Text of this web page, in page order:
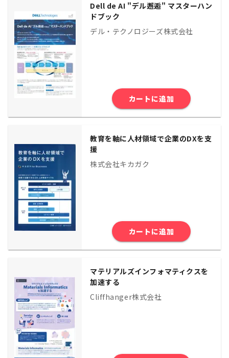
Dell de AI "デル邂逅" マスターハン
ドブック
デル・テクノロジーズ株式会社
カートに追加
教育を軸に人材領域で企業のDXを支
援
株式会社キカガク
カートに追加
マテリアルズインフォマティクスを
加速する
Cliffhanger株式会社